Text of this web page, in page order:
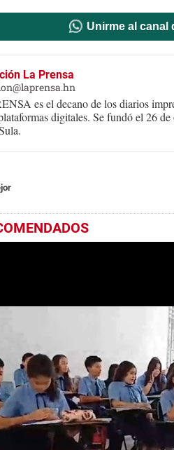
Unirme al canal
La Prensa
es el decano de los diarios
digitales. Se fundó el 26